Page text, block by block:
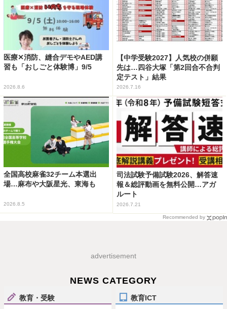
医療✕消防、縫合デモやAED講
習も「おしごと体験博」9/5
2026.8.6
【中学受験2027】人気校の併願
先は…四谷大塚「第2回合不合判
定テスト」結果
2026.7.16
全国高校麻雀32チーム本選出
場…麻布や大阪星光、東海も
2026.8.5
司法試験予備試験2026、解答速
報＆総評動画を無料公開…アガ
ルート
2026.7.21
Recommended by
advertisement
NEWS CATEGORY
教育・受験 教育ICT